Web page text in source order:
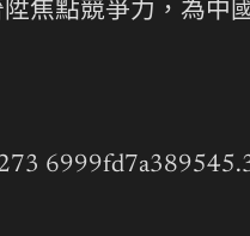
焦點競爭力，為中